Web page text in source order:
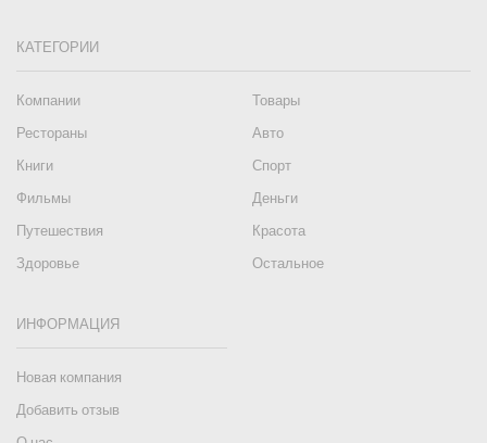
КАТЕГОРИИ
Компании
Товары
Рестораны
Авто
Книги
Спорт
Фильмы
Деньги
Путешествия
Красота
Здоровье
Остальное
ИНФОРМАЦИЯ
Новая компания
Добавить отзыв